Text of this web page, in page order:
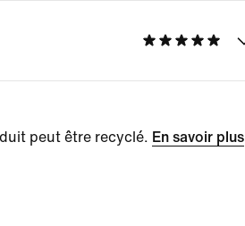
peut être recyclé. En savoir plus